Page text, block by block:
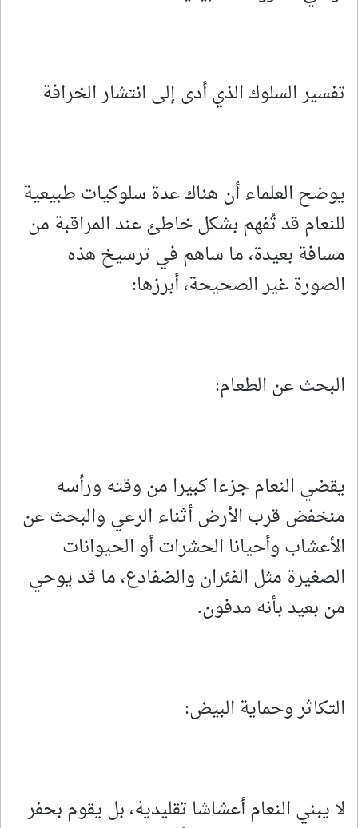
تفسير السلوك الذي أدى إلى انتشار الخرافة
يوضح العلماء أن هناك عدة سلوكيات طبيعية
للنعام قد تُفهم بشكل خاطئ عند المراقبة من
مسافة بعيدة، ما ساهم في ترسيخ هذه
الصورة غير الصحيحة، أبرزها:
البحث عن الطعام:
يقضي النعام جزءا كبيرا من وقته ورأسه
منخفض قرب الأرض أثناء الرعي والبحث عن
الأعشاب وأحيانا الحشرات أو الحيوانات
الصغيرة مثل الفئران والضفادع، ما قد يوحي
من بعيد بأنه مدفون.
التكاثر وحماية البيض:
لا يبني النعام أعشاشا تقليدية، بل يقوم بحفر